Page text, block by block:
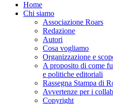
Home
Chi siamo
Associazione Roars
Redazione
Autori
Cosa vogliamo
Organizzazione e
A proposito di come
e politiche editoriali
Rassegna Stampa di
Avvertenze per i
Copyright